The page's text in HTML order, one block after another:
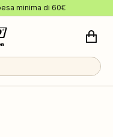
minima di 60€